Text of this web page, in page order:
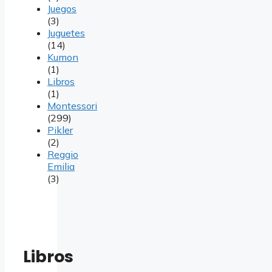
Juegos
(3)
Juguetes
(14)
Kumon
(1)
Libros
(1)
Montessori
(299)
Pikler
(2)
Reggio
Emilia
(3)
Libros